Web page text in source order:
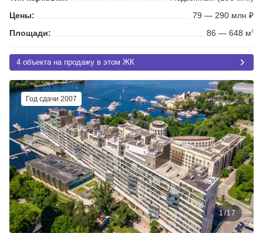
Цены:
79 — 290 млн ₽
Площади:
86 — 648 м2
4 объекта на продажу в этом ЖК
Год сдачи 2007
1/17